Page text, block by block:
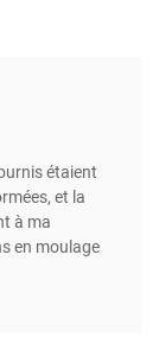
étaient
et la
à ma
en moulage